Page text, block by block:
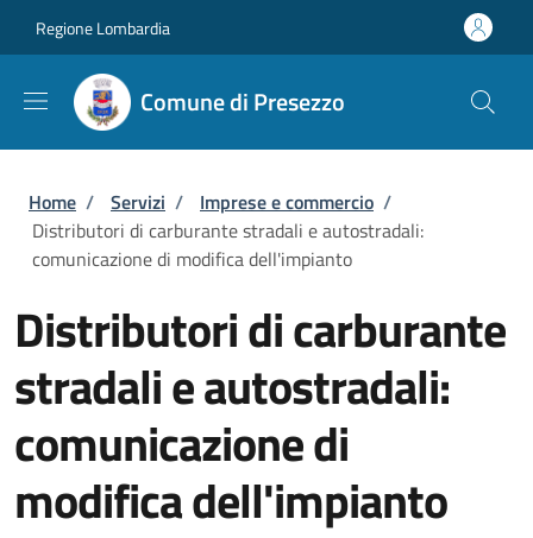
Regione Lombardia
Comune di Presezzo
Briciole di pane
Home / Servizi / Imprese e commercio /
Distributori di carburante stradali e autostradali:
comunicazione di modifica dell'impianto
Distributori di carburante
stradali e autostradali:
comunicazione di
modifica dell'impianto